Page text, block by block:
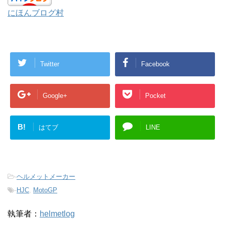
にほんブログ村
Twitter Facebook
Google+ Pocket
B! はてブ LINE
-ヘルメットメーカー
-HJC MotoGP
執筆者： helmetlog